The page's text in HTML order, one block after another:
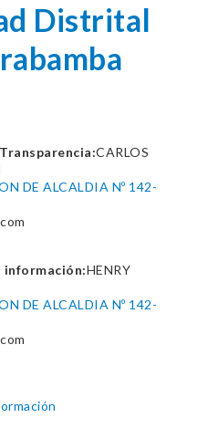
Distrital
CARLOS
DE ALCALDIA Nº 142-
información:HENRY
DE ALCALDIA Nº 142-